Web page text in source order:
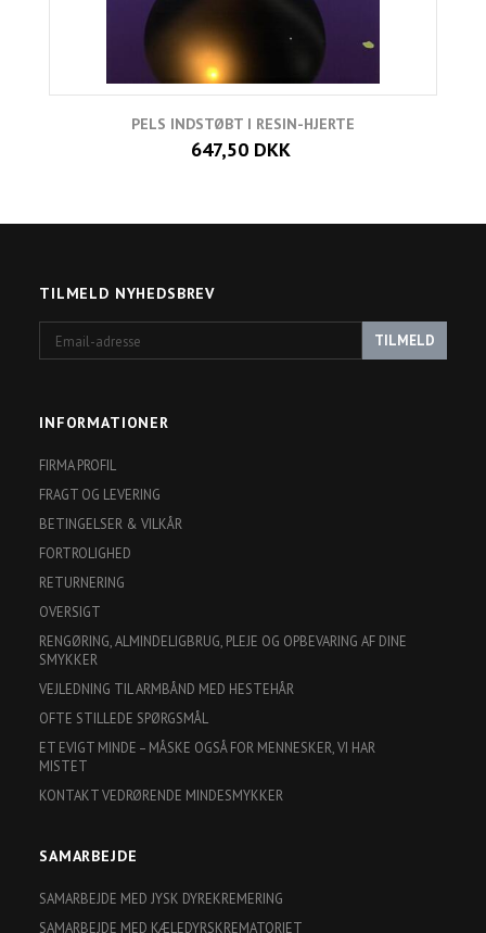
PELS INDSTØBT I RESIN-HJERTE
647,50 DKK
TILMELD NYHEDSBREV
adresse
TILMELD
INFORMATIONER
FIRMA PROFIL
FRAGT OG LEVERING
BETINGELSER & VILKÅR
FORTROLIGHED
RETURNERING
OVERSIGT
RENGØRING, ALMINDELIGBRUG, PLEJE OG OPBEVARING AF DINE
SMYKKER
VEJLEDNING TIL ARMBÅND MED HESTEHÅR
OFTE STILLEDE SPØRGSMÅL
ET EVIGT MINDE – MÅSKE OGSÅ FOR MENNESKER, VI HAR
MISTET
KONTAKT VEDRØRENDE MINDESMYKKER
SAMARBEJDE
SAMARBEJDE MED JYSK DYREKREMERING
SAMARBEJDE MED KÆLEDYRSKREMATORIET